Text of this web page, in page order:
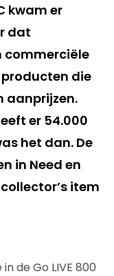
kwam er
dat
commerciële
die
aanprijzen.
er 54.000
het dan. De
in Need en
item
de Go LIVE 800